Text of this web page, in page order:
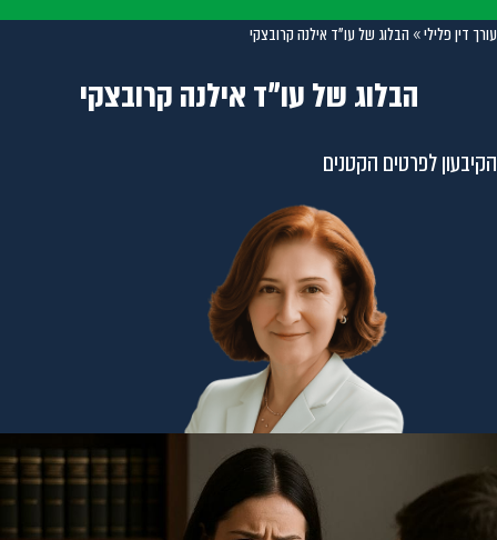
עורך דין פלילי» הבלוג של עו"ד אילנה קרובצקי
הבלוג של עו״ד אילנה קרובצקי
הקיבעון לפרטים הקטנים